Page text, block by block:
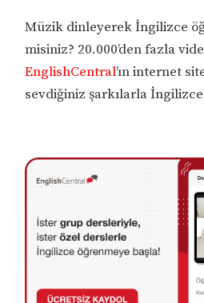
Müzik dinleyerek İngilizce
misiniz? 20.000’den fazla
EnglishCentral’ın internet
sevdiğiniz şarkılarla